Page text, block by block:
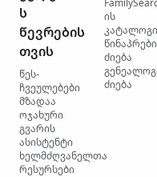
ს
წევრების
თვის
წეს-
ჩვეულებები
მზადაა
ოჯახური
გვარის
ასისტენტი
ხელმძღვანელთა
რესურსები
ის
კატალოგი
ძიება
ძიება